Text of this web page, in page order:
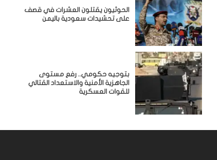
الحوثيون يقتلون العشرات في قصف
على تحشيدات سعودية باليمن
بتوجيه حكومي.. رفع مستوى
الجاهزية الأمنية والاستعداد القتالي
للقوات العسكرية